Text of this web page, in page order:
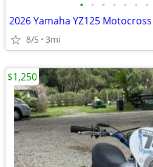
• • • • • • •
2026 Yamaha YZ125
8/5 3mi
$1,250